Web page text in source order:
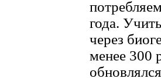
года.
через
менее 300